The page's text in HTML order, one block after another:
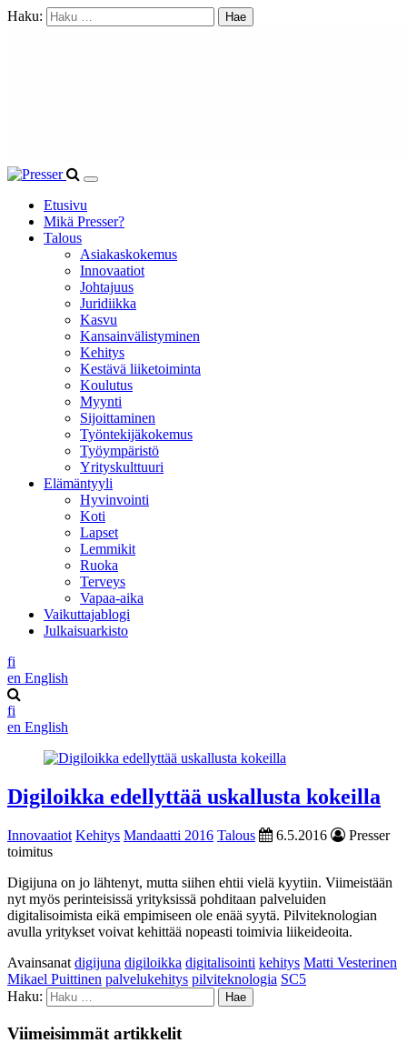
Haku:
Etusivu
Mikä Presser?
Talous
Asiakaskokemus
Innovaatiot
Johtajuus
Juridiikka
Kasvu
Kansainvälistyminen
Kehitys
Kestävä liiketoiminta
Koulutus
Myynti
Sijoittaminen
Työntekijäkokemus
Työympäristö
Yrityskulttuuri
Elämäntyyli
Hyvinvointi
Koti
Lapset
Lemmikit
Ruoka
Terveys
Vapaa-aika
Vaikuttajablogi
Julkaisuarkisto
fi
en English
fi
en English
Digiloikka edellyttää uskallusta kokeilla
Innovaatiot Kehitys Mandaatti 2016 Talous 6.5.2016
Presser
toimitus
Digijuna on jo lähtenyt, mutta siihen ehtii vielä kyytiin. Viimeistään
nyt myös perinteisissä yrityksissä pohditaan palveluiden
digitalisoimista eikä empimiseen ole enää syytä. Pilviteknologian
avulla yritykset voivat kehittää nopeasti toimivia liikeideoita.
Avainsanat digijuna digiloikka digitalisointi kehitys Matti Vesterinen
Mikael Puittinen palvelukehitys pilviteknologia SC5
Haku:
Viimeisimmät artikkelit